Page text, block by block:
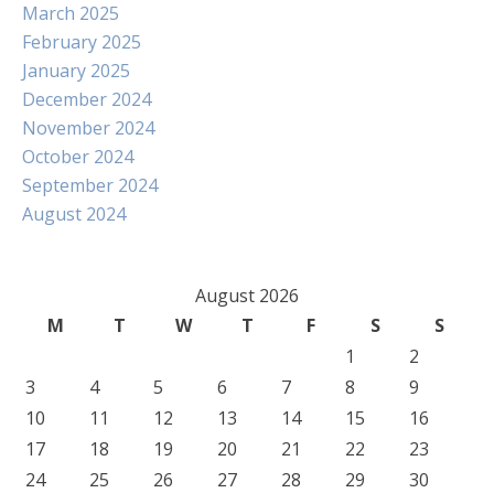
March 2025
February 2025
January 2025
December 2024
November 2024
October 2024
September 2024
August 2024
August 2026
M
T W T F S
S
1
2
3
4 5 6 7 8
9
10
11 12 13 14 15
16
17
18 19 20 21 22
23
24
25 26 27 28 29
30